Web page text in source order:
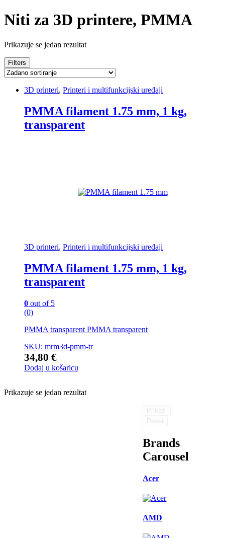
Niti za 3D printere, PMMA
Prikazuje se jedan rezultat
Filters
3D printeri, Printeri i multifunkcijski uređaji
PMMA filament 1.75 mm, 1 kg,
transparent
3D printeri, Printeri i multifunkcijski uređaji
PMMA filament 1.75 mm, 1 kg,
transparent
0 out of 5
(0)
PMMA transparent PMMA transparent
SKU: mrm3d-pmm-tr
34,80 €
Dodaj u košaricu
Prikazuje se jedan rezultat
Brands
Carousel
Acer
AMD